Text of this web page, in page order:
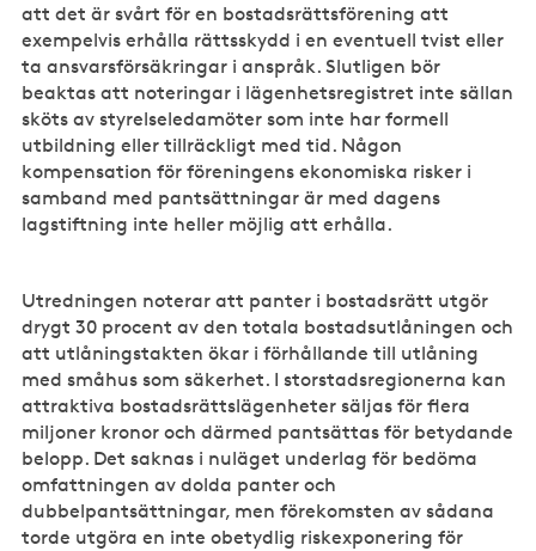
att det är svårt för en bostadsrättsförening att
exempelvis erhålla rättsskydd i en eventuell tvist eller
ta ansvarsförsäkringar i anspråk. Slutligen bör
beaktas att noteringar i lägenhetsregistret inte sällan
sköts av styrelseledamöter som inte har formell
utbildning eller tillräckligt med tid. Någon
kompensation för föreningens ekonomiska risker i
samband med pantsättningar är med dagens
lagstiftning inte heller möjlig att erhålla.
Utredningen noterar att panter i bostadsrätt utgör
drygt 30 procent av den totala bostadsutlåningen och
att utlåningstakten ökar i förhållande till utlåning
med småhus som säkerhet. I storstadsregionerna kan
attraktiva bostadsrättslägenheter säljas för flera
miljoner kronor och därmed pantsättas för betydande
belopp. Det saknas i nuläget underlag för bedöma
omfattningen av dolda panter och
dubbelpantsättningar, men förekomsten av sådana
torde utgöra en inte obetydlig riskexponering för